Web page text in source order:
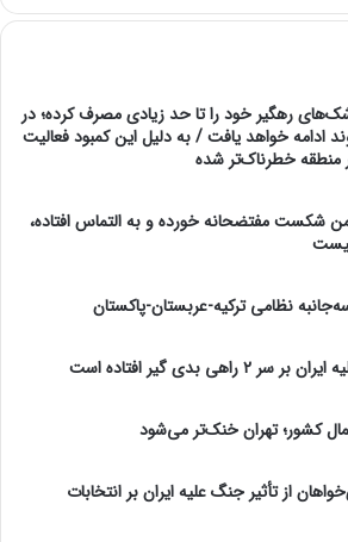
رهگیر خود را تا حد زیادی مصرف کرده؛ در
ادامه خواهد یافت / به دلیل این کمبود فعالیت
منطقه خطرناک‌تر شده
مفتضحانه خورده و به التماس افتاده،
نظامی ترکیه-عربستان-پاکستان
بدی گیر افتاده است
کشور؛ تهران خنک‌تر می‌شود
از تأثیر جنگ علیه ایران بر انتخابات